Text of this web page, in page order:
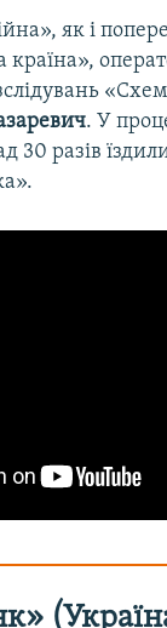
як і
. У
30 разів